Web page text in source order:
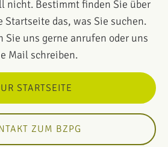
Bestimmt finden Sie über
Startseite das, was Sie suchen.
Sie uns gerne anrufen oder uns
Mail schreiben.
STARTSEITE
ZUM BZPG